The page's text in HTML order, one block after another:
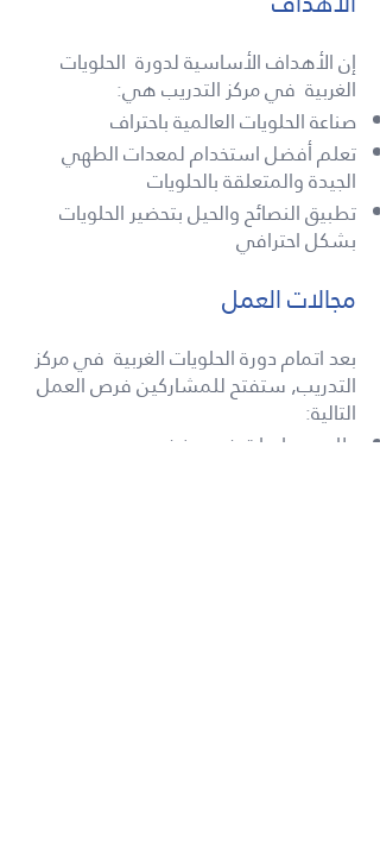
إن الأهداف الأساسية لدورة الحلويات
الغربية في مركز التدريب هي:
صناعة الحلويات العالمية باحتراف
تعلم أفضل استخدام لمعدات الطهي
الجيدة والمتعلقة بالحلويات
تطبيق النصائح والحيل بتحضير الحلويات
بشكل احترافي
مجالات العمل
بعد اتمام دورة الحلويات الغربية في مركز
التدريب, ستفتح للمشاركين فرص العمل
التالية:
طاهي حلويات في مخبز